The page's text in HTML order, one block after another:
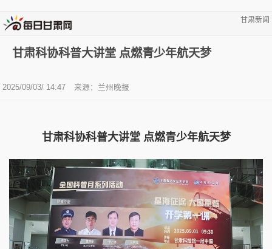
甘肃新闻
甘肃科协科普大讲堂 点燃青少年航天梦
2025/09/03/ 14:47 来源：兰州晚报
甘肃科协科普大讲堂 点燃青少年航天梦